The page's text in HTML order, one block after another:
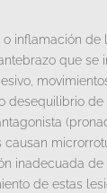
inflamación de
que se
desequilibrio de
causan
inadecuada de
de estas